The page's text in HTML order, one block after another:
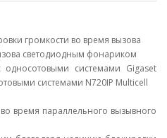
громкости во время вызова
светодиодным фонариком
односотовыми системами Gigaset
системами N720IP Multicell
время параллельного вызывного